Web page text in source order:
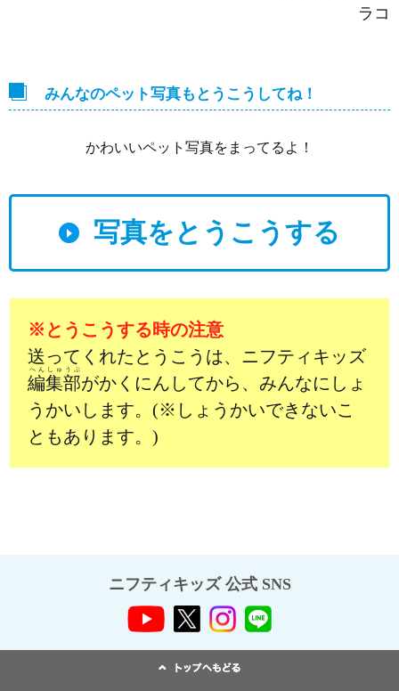
ラコ
みんなのペット写真もとうこうしてね！
かわいいペット写真をまってるよ！
写真をとうこうする
※とうこうする時の注意
送ってくれたとうこうは、ニフティキッズ
編集部
へんしゅうぶ
がかくにんしてから、みんなにしょ
うかいします。(※しょうかいできないこ
ともあります。)
ニフティキッズ 公式 SNS